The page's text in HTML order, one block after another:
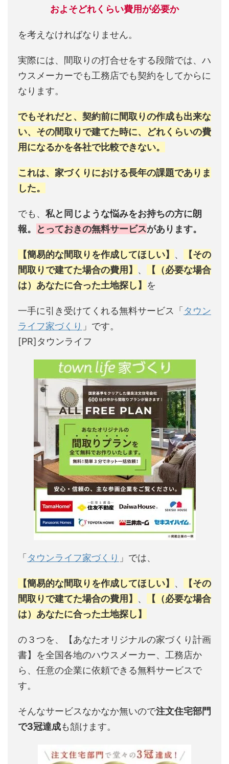
およそどれくらい費用が必要か
を考えなければなりません。
実際には、間取りの打合せをする段階では、ハ
ウスメーカーでも工務店でも契約をしてからに
なります。
でもそれだと、契約前に間取りの作成も出来な
い、その間取りで建てた時に、どれくらいの費
用になるかを各社で比較できない。
これは、家づくりにおける長年の課題でありま
した。
でも、 私と同じような悩みをお持ちの方に朗
報。
とっておきの無料サービスがあります。
【簡易的な間取りを作成してほしい】 、
【その
間取りで建てた場合の費用】 、
【（必要な場合
は）あなたに合った土地探し】 を
一手に引き受けてくれる無料サービス「タウン
ライフ家づくり 」です。
[PR]タウンライフ
「タウンライフ家づくり 」では、
【簡易的な間取りを作成してほしい】 、
【その
間取りで建てた場合の費用】 、
【（必要な場合
は）あなたに合った土地探し】
の３つを、【あなたオリジナルの家づくり計画
書】を全国各地のハウスメーカー、工務店か
ら、任意の企業に依頼できる無料サービスで
す。
そんなサービスなかなか無いので注文住宅部門
で3冠達成も頷けます。